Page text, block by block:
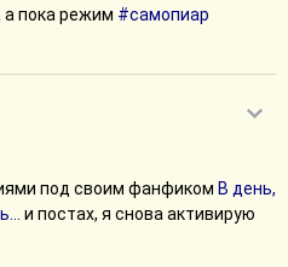
а пока режим #самопиар
под своим фанфиком В день,
и постах, я снова активирую